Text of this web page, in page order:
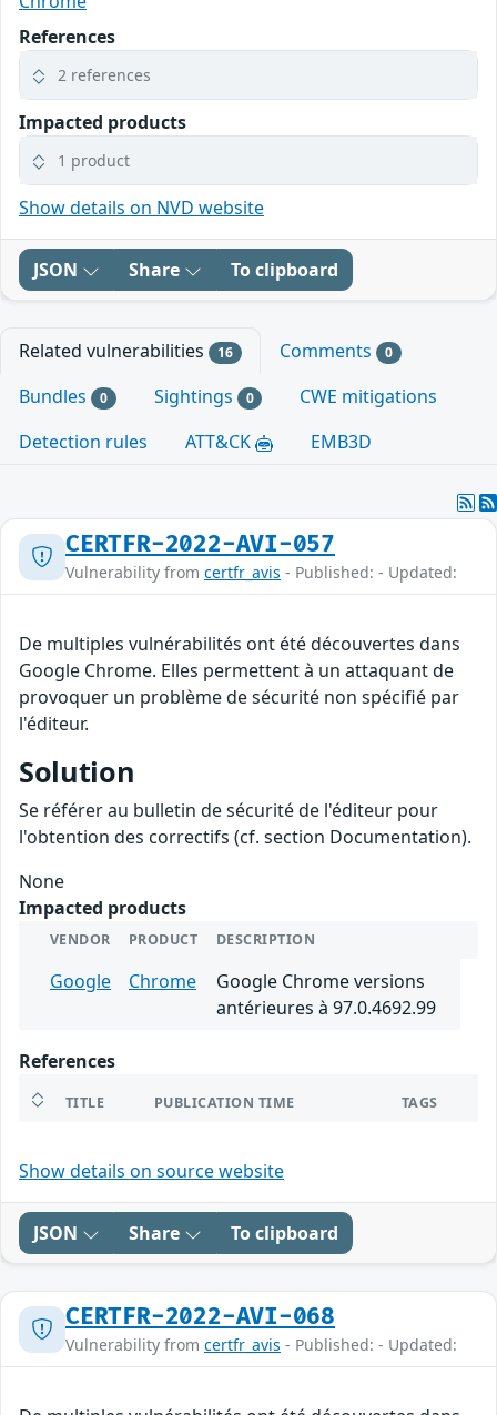
References
2 references
Impacted products
1 product
Show details on NVD website
JSON Share To clipboard
Related vulnerabilities 16 Comments 0
Bundles 0 Sightings 0
CWE mitigations
Detection rules
ATT&CK EMB3D
CERTFR-2022-AVI-057
Vulnerability from certfr_avis - Published: - Updated:
De multiples vulnérabilités ont été découvertes dans
Google Chrome. Elles permettent à un attaquant de
provoquer un problème de sécurité non spécifié par
l'éditeur.
Solution
Se référer au bulletin de sécurité de l'éditeur pour
l'obtention des correctifs (cf. section Documentation).
None
Impacted products
VENDOR PRODUCT DESCRIPTION
Google Chrome
Google Chrome versions
antérieures à 97.0.4692.99
References
TITLE PUBLICATION TIME TAGS
Show details on source website
JSON Share To clipboard
CERTFR-2022-AVI-068
Vulnerability from certfr_avis - Published: - Updated: